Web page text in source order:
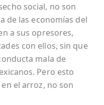
social, no son
de las economías del
a sus opresores,
con ellos, sin que
mala de
Pero esto
el arroz, no son